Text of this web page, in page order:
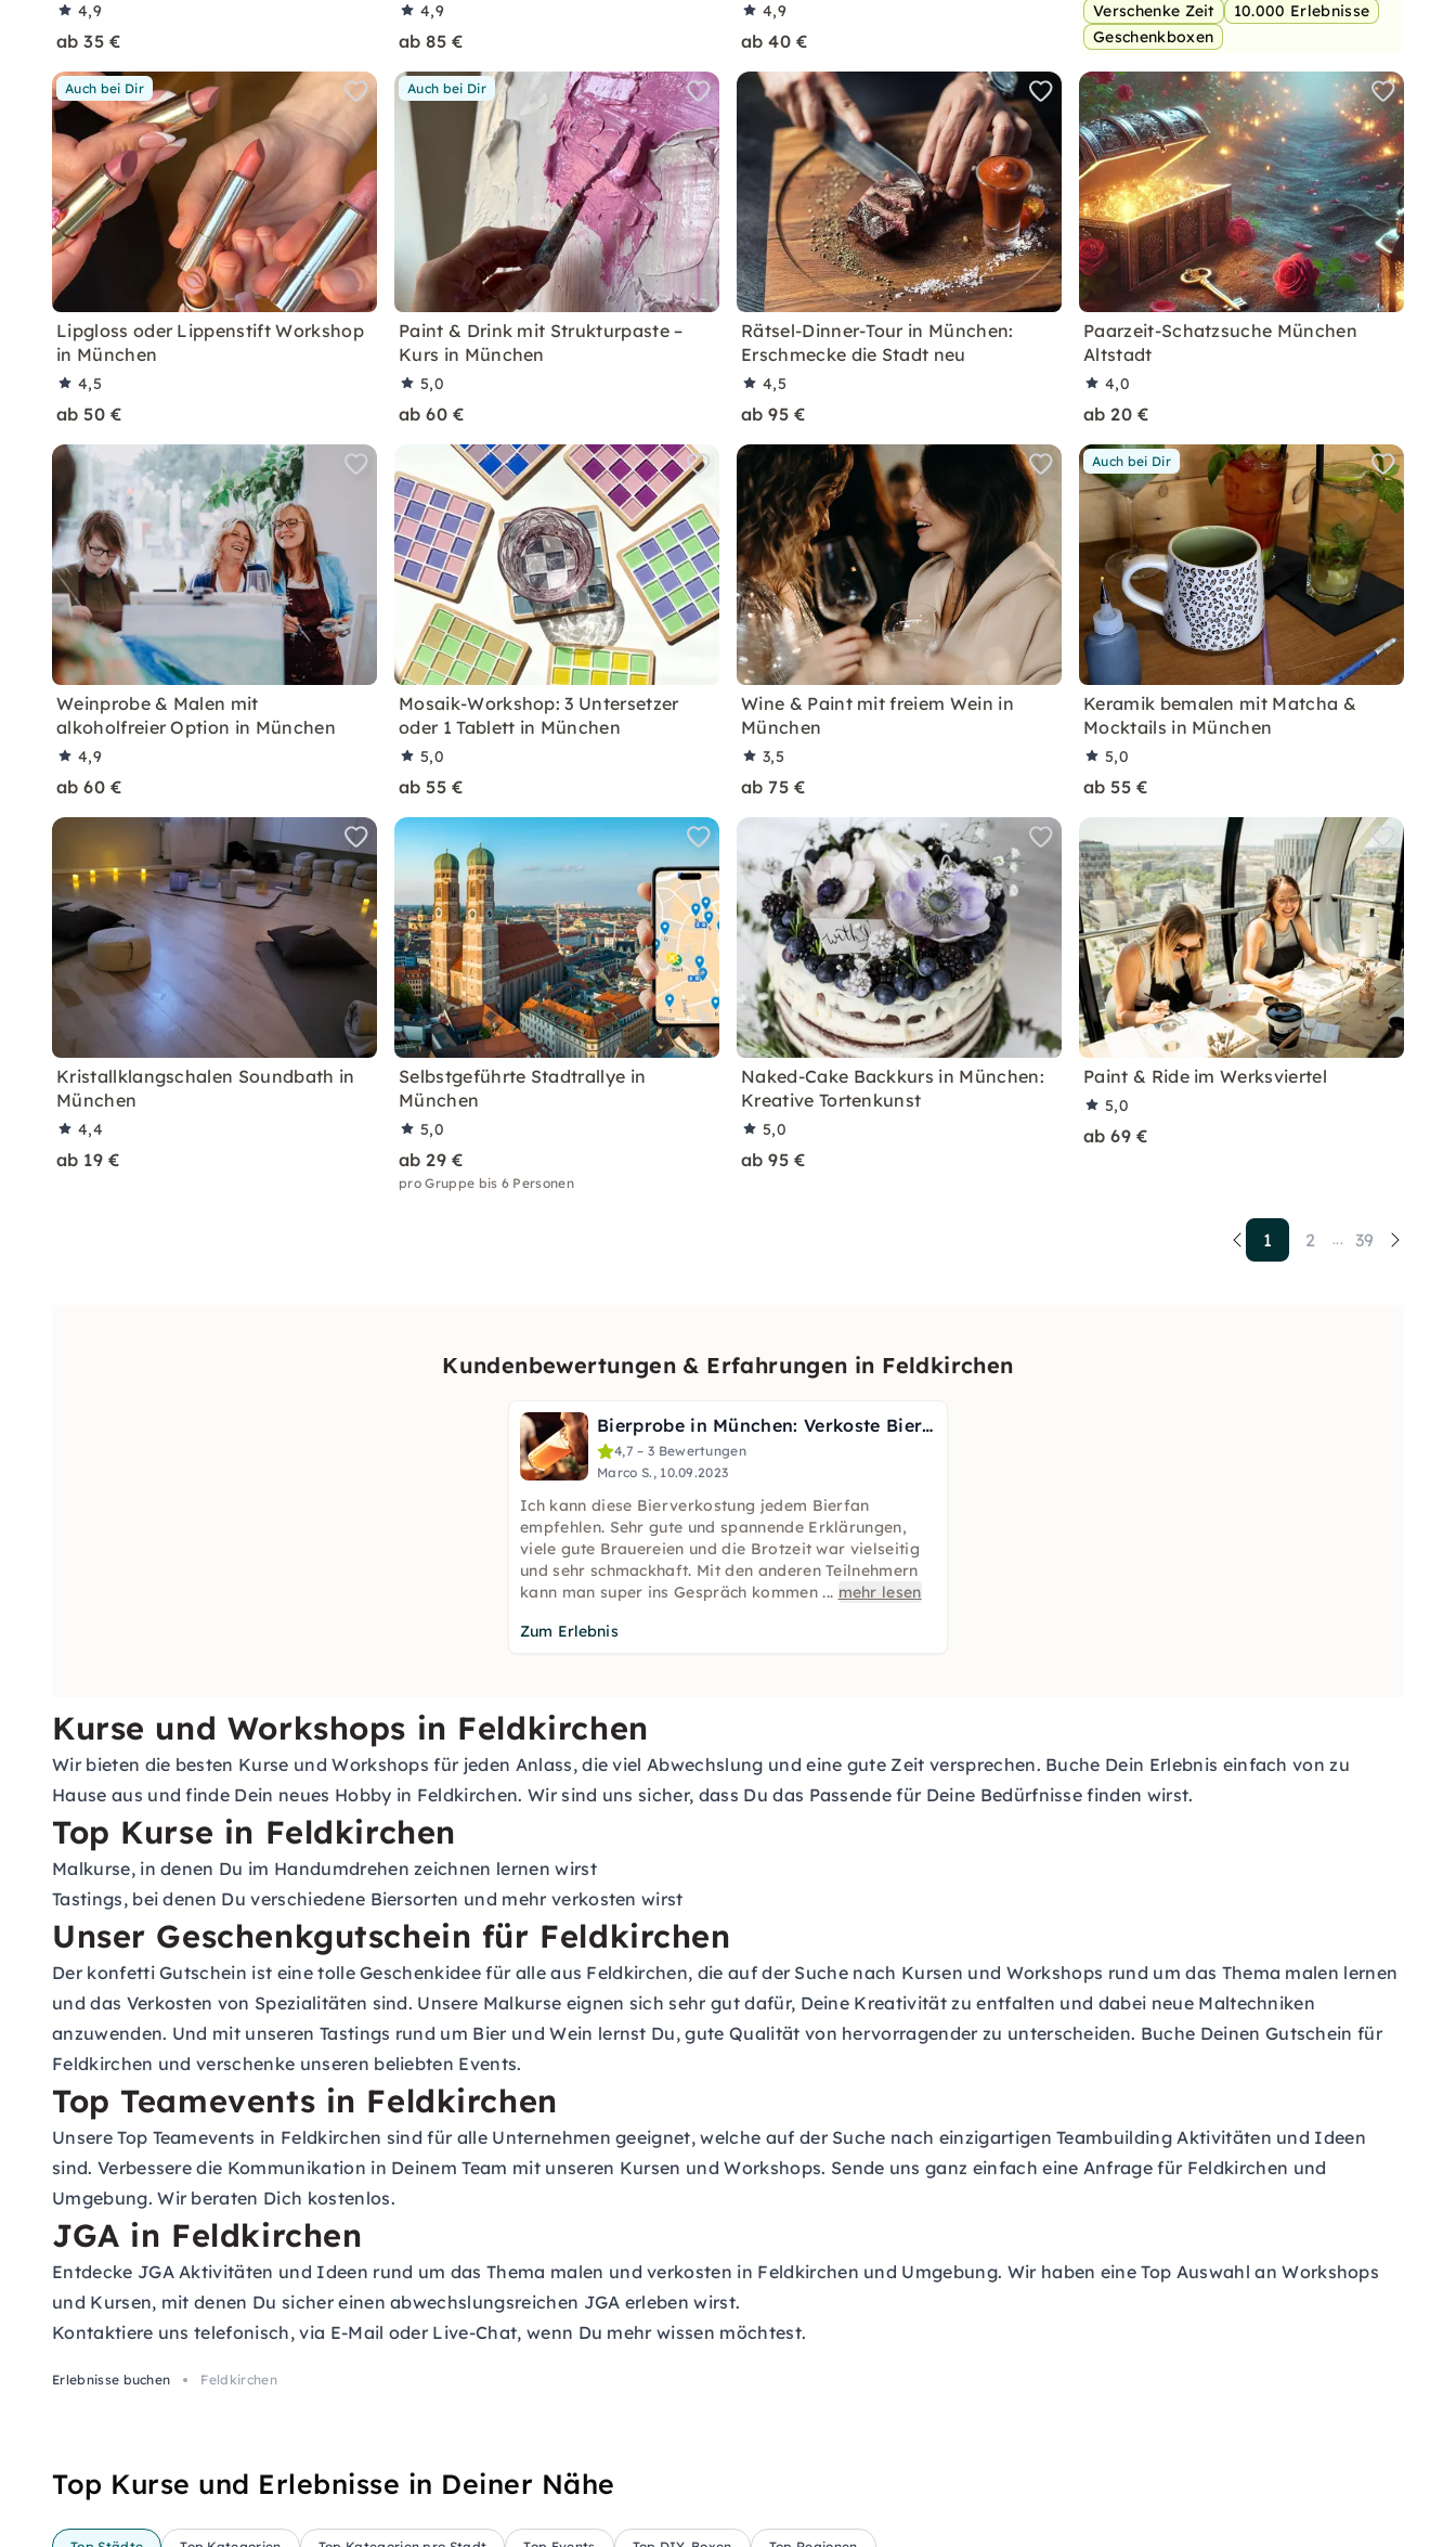
4,9
ab 35 €
4,9
ab 85 €
4,9
ab 40 €
Verschenke Zeit
10.000 Erlebnisse
Geschenkboxen
Auch bei Dir
Lipgloss oder Lippenstift Workshop
in München
4,5
ab 50 €
Auch bei Dir
Paint & Drink mit Strukturpaste –
Kurs in München
5,0
ab 60 €
Rätsel-Dinner-Tour in München:
Erschmecke die Stadt neu
4,5
ab 95 €
Paarzeit-Schatzsuche München
Altstadt
4,0
ab 20 €
Weinprobe & Malen mit
alkoholfreier Option in München
4,9
ab 60 €
Mosaik-Workshop: 3 Untersetzer
oder 1 Tablett in München
5,0
ab 55 €
Wine & Paint mit freiem Wein in
München
3,5
ab 75 €
Auch bei Dir
Keramik bemalen mit Matcha &
Mocktails in München
5,0
ab 55 €
Kristallklangschalen Soundbath in
München
4,4
ab 19 €
Selbstgeführte Stadtrallye in
München
5,0
ab 29 €
pro Gruppe bis 6 Personen
Naked-Cake Backkurs in München:
Kreative Tortenkunst
5,0
ab 95 €
Paint & Ride im Werksviertel
5,0
ab 69 €
1 2 ... 39
Kundenbewertungen & Erfahrungen in Feldkirchen
Bierprobe in München: Verkoste Biere unter Anleitung
4,7 – 3 Bewertungen
Marco S., 10.09.2023
Ich kann diese Bierverkostung jedem Bierfan
empfehlen. Sehr gute und spannende Erklärungen,
viele gute Brauereien und die Brotzeit war vielseitig
und sehr schmackhaft. Mit den anderen Teilnehmern
kann man super ins Gespräch kommen... mehr lesen
Zum Erlebnis
Kurse und Workshops in Feldkirchen
Wir bieten die besten Kurse und Workshops für jeden Anlass, die viel Abwechslung und eine gute Zeit versprechen. Buche Dein Erlebnis einfach von zu
Hause aus und finde Dein neues Hobby in Feldkirchen. Wir sind uns sicher, dass Du das Passende für Deine Bedürfnisse finden wirst.
Top Kurse in Feldkirchen
Malkurse, in denen Du im Handumdrehen zeichnen lernen wirst
Tastings, bei denen Du verschiedene Biersorten und mehr verkosten wirst
Unser Geschenkgutschein für Feldkirchen
Der konfetti Gutschein ist eine tolle Geschenkidee für alle aus Feldkirchen, die auf der Suche nach Kursen und Workshops rund um das Thema malen lernen
und das Verkosten von Spezialitäten sind. Unsere Malkurse eignen sich sehr gut dafür, Deine Kreativität zu entfalten und dabei neue Maltechniken
anzuwenden. Und mit unseren Tastings rund um Bier und Wein lernst Du, gute Qualität von hervorragender zu unterscheiden. Buche Deinen Gutschein für
Feldkirchen und verschenke unseren beliebten Events.
Top Teamevents in Feldkirchen
Unsere Top Teamevents in Feldkirchen sind für alle Unternehmen geeignet, welche auf der Suche nach einzigartigen Teambuilding Aktivitäten und Ideen
sind. Verbessere die Kommunikation in Deinem Team mit unseren Kursen und Workshops. Sende uns ganz einfach eine Anfrage für Feldkirchen und
Umgebung. Wir beraten Dich kostenlos.
JGA in Feldkirchen
Entdecke JGA Aktivitäten und Ideen rund um das Thema malen und verkosten in Feldkirchen und Umgebung. Wir haben eine Top Auswahl an Workshops
und Kursen, mit denen Du sicher einen abwechslungsreichen JGA erleben wirst.
Kontaktiere uns telefonisch, via E-Mail oder Live-Chat, wenn Du mehr wissen möchtest.
Erlebnisse buchen Feldkirchen
Top Kurse und Erlebnisse in Deiner Nähe